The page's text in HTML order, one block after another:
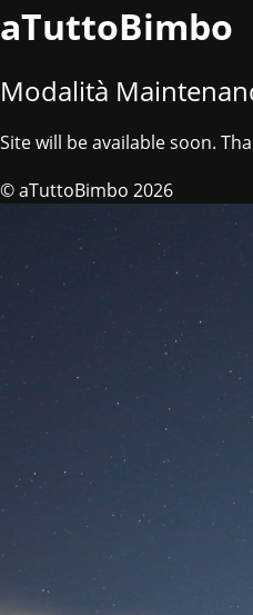
aTuttoBimbo
Modalità
Site will be available soon.
© aTuttoBimbo 2026